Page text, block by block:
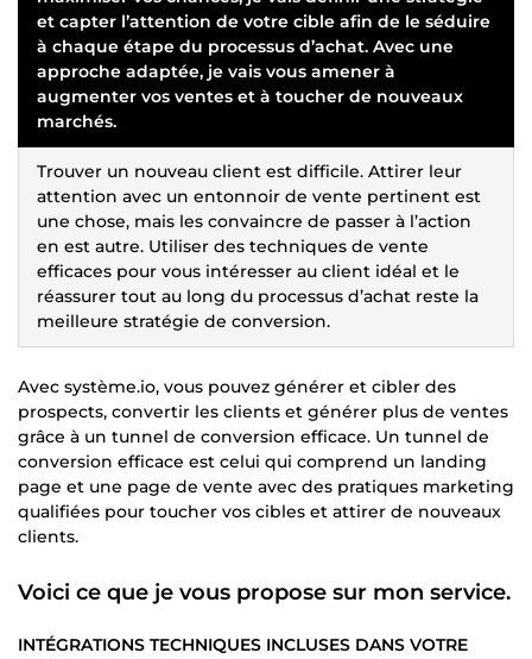
et capter l’attention de votre cible afin de le séduire
à chaque étape du processus d’achat. Avec une
approche adaptée, je vais vous amener à
augmenter vos ventes et à toucher de nouveaux
marchés.
Trouver un nouveau client est difficile. Attirer leur
attention avec un entonnoir de vente pertinent est
une chose, mais les convaincre de passer à l’action
en est autre. Utiliser des techniques de vente
efficaces pour vous intéresser au client idéal et le
réassurer tout au long du processus d’achat reste la
meilleure stratégie de conversion.
Avec système.io, vous pouvez générer et cibler des
prospects, convertir les clients et générer plus de ventes
grâce à un tunnel de conversion efficace. Un tunnel de
conversion efficace est celui qui comprend un landing
page et une page de vente avec des pratiques marketing
qualifiées pour toucher vos cibles et attirer de nouveaux
clients.
Voici ce que je vous propose sur mon service.
INTÉGRATIONS TECHNIQUES INCLUSES DANS VOTRE